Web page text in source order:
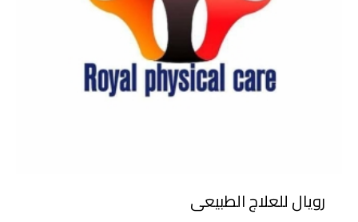
رويال للعلاج الطبيعى